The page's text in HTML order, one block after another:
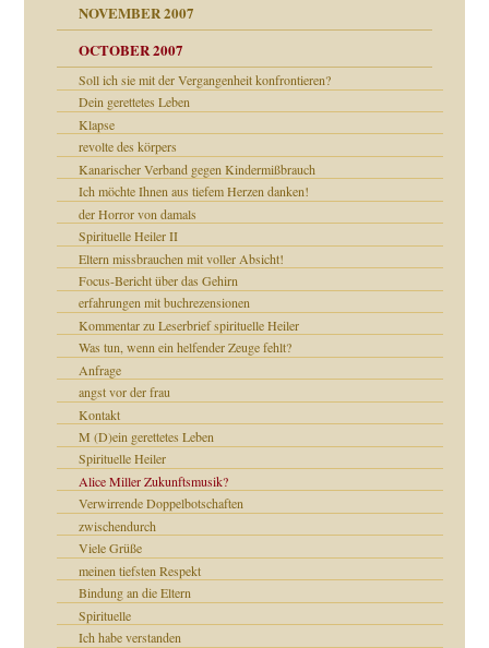
in meiner
NOVEMBER 2007
voller Absicht!"
OCTOBER 2007
Soll ich sie mit der Vergangenheit konfrontieren?
Dein gerettetes Leben
Klapse
revolte des körpers
Kanarischer Verband gegen Kindermißbrauch
Ich möchte Ihnen aus tiefem Herzen danken!
der Horror von damals
Spirituelle Heiler II
Eltern missbrauchen mit voller Absicht!
Focus-Bericht über das Gehirn
erfahrungen mit buchrezensionen
Kommentar zu Leserbrief spirituelle Heiler
Was tun, wenn ein helfender Zeuge fehlt?
Anfrage
angst vor der frau
Kontakt
M (D)ein gerettetes Leben
Spirituelle Heiler
Alice Miller Zukunftsmusik?
Verwirrende Doppelbotschaften
zwischendurch
Viele Grüße
meinen tiefsten Respekt
Bindung an die Eltern
Spirituelle
Ich habe verstanden